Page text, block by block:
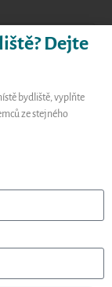
Dejte
bydliště, vyplňte
ze stejného